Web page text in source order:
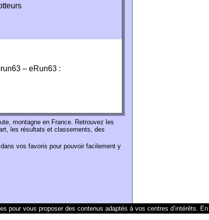
– eRun63 :
montagne en France. Retrouvez les
les résultats et classements, des
vos favoris pour pouvoir facilement y
pour vous proposer des contenus adaptés à vos centres d’intérêts.